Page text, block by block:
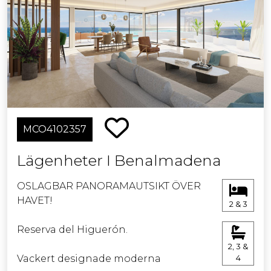
möjligt att koppla av och njuta av
havsutsikten och poolen.
Detta är en av de sista möjligheterna
att förvärva en nybyggd fastighet i
centrala Estepona så nära havet.
MCO4102357
Lägenheter I Benalmadena
OSLAGBAR PANORAMAUTSIKT ÖVER
HAVET!
Reserva del Higuerón.
Vackert designade moderna
2 & 3
2, 3 &
4